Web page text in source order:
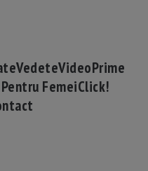
VedeteVideoPrime
FemeiClick!